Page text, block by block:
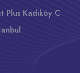
Plus Kadıköy C